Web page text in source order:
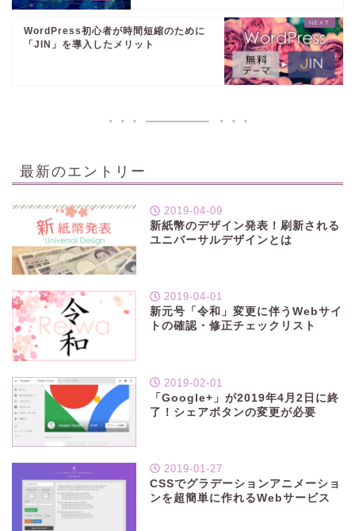
WordPress初心者が時間短縮のために
「JIN」を導入したメリット
最新のエントリー
2019-04-09
新紙幣のデザイン発表！刷新される
ユニバーサルデザインとは
2019-04-01
新元号「令和」変更に伴うWebサイ
トの確認・修正チェックリスト
2019-02-01
「Google+」が2019年4月2日に終
了！シェアボタンの変更が必要
2019-01-27
CSSでグラデーションアニメーショ
ンを超簡単に作れるWebサービス